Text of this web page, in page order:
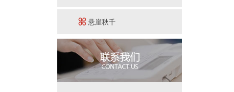
悬崖秋千